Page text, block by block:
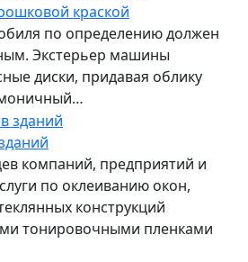
краской
по определению должен
Экстерьер машины
диски, придавая облику
компаний, предприятий и
по оклеиванию окон,
конструкций
тонировочными пленками